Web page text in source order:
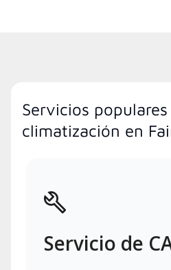
Servicios populares
climatización en
Servicio de